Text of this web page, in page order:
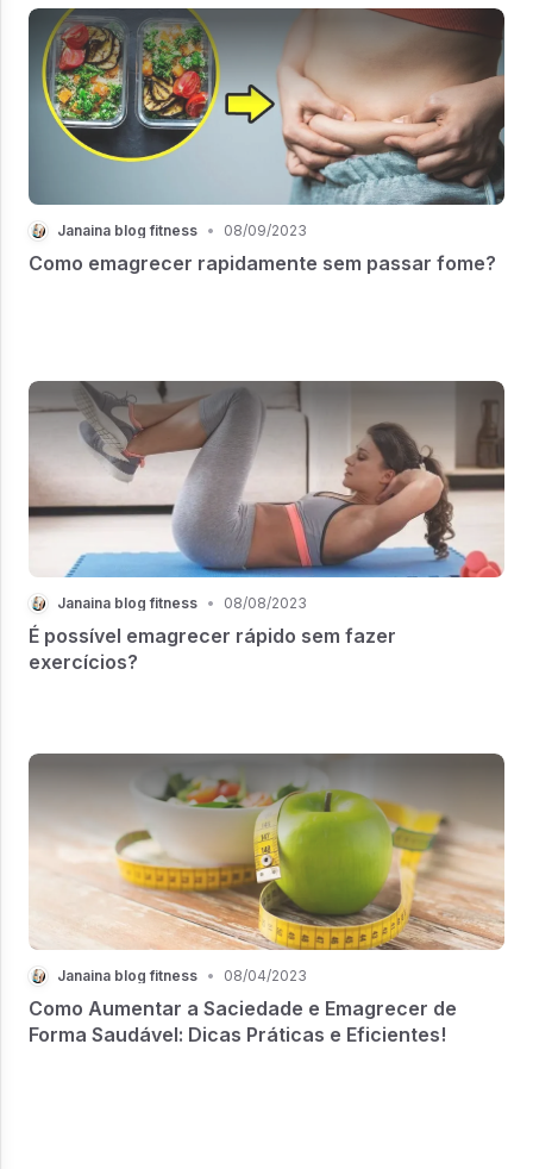
Janaina blog fitness • 08/09/2023
Como emagrecer rapidamente sem passar fome?
Janaina blog fitness • 08/08/2023
É possível emagrecer rápido sem fazer
exercícios?
Janaina blog fitness • 08/04/2023
Como Aumentar a Saciedade e Emagrecer de
Forma Saudável: Dicas Práticas e Eficientes!